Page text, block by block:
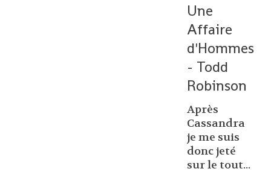
Une
Affaire
d'Hommes
- Todd
Robinson
Après
Cassandra
je me suis
donc jeté
sur le tout...